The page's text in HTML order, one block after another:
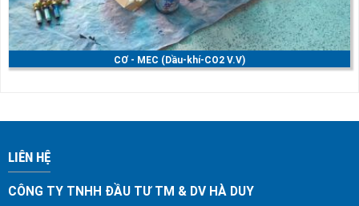
CƠ - MEC (Dầu-khí-CO2 V.V)
LIÊN HỆ
CÔNG TY TNHH ĐẦU TƯ TM & DV HÀ DUY